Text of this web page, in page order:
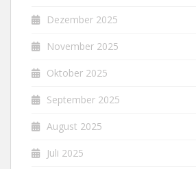
Dezember 2025
November 2025
Oktober 2025
September 2025
August 2025
Juli 2025